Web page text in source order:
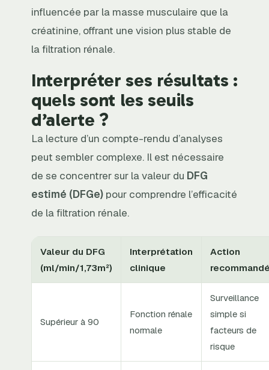
influencée par la masse musculaire que la
créatinine, offrant une vision plus stable de
la filtration rénale.
Interpréter ses résultats :
quels sont les seuils
d’alerte ?
La lecture d’un compte-rendu d’analyses
peut sembler complexe. Il est nécessaire
de se concentrer sur la valeur du DFG
estimé (DFGe) pour comprendre l’efficacité
de la filtration rénale.
Valeur du DFG
(ml/min/1,73m²)
Interprétation
clinique
Action
Supérieur à 90
Fonction rénale
normale
Surveillance
simple si
facteurs de
risque